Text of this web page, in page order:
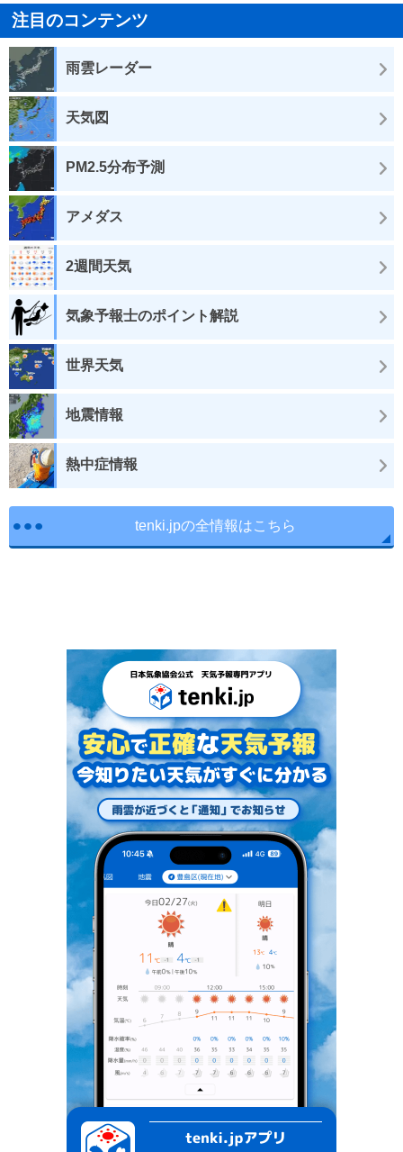
注目のコンテンツ
雨雲レーダー
天気図
PM2.5分布予測
アメダス
2週間天気
気象予報士のポイント解説
世界天気
地震情報
熱中症情報
tenki.jpの全情報はこちら